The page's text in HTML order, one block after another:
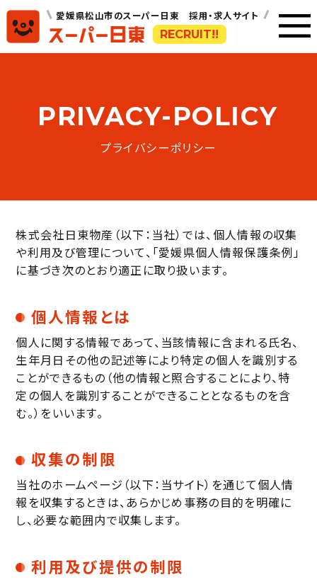
愛媛県松山市のスーパー日東 採用・求人サイト
RECRUIT!!
PRIVACY-POLICY
プライバシーポリシー
株式会社日東物産（以下：当社）では、個人情報の収集
や利用及び管理について、「愛媛県個人情報保護条例」
に基づき次のとおり適正に取り扱います。
個人情報とは
個人に関する情報であって、当該情報に含まれる氏名、
生年月日その他の記述等により特定の個人を識別する
ことができるもの（他の情報と照合することにより、特
定の個人を識別することができることとなるものを含
む。）をいいます。
収集の制限
当社のホームページ（以下：当サイト）を通じて個人情
報を収集するときは、あらかじめ事務の目的を明確に
し、必要な範囲内で収集します。
利用及び提供の制限